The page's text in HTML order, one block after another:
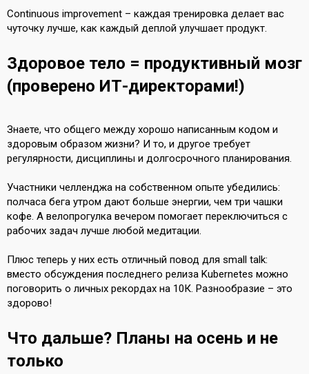
Continuous improvement – каждая тренировка делает вас
чуточку лучше, как каждый деплой улучшает продукт.
Здоровое тело = продуктивный мозг
(проверено ИТ-директорами!)
Знаете, что общего между хорошо написанным кодом и
здоровым образом жизни? И то, и другое требует
регулярности, дисциплины и долгосрочного планирования.
Участники челленджа на собственном опыте убедились:
полчаса бега утром дают больше энергии, чем три чашки
кофе. А велопрогулка вечером помогает переключиться с
рабочих задач лучше любой медитации.
Плюс теперь у них есть отличный повод для small talk:
вместо обсуждения последнего релиза Kubernetes можно
поговорить о личных рекордах на 10К. Разнообразие – это
здорово!
Что дальше? Планы на осень и не
только